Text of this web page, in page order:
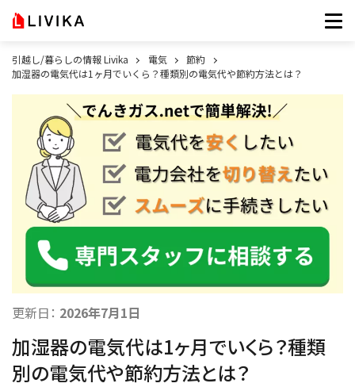
引越し/暮らしの情報 Livika 電気
節約
加湿器の電気代は1ヶ月でいくら？種類別の電気代や節約方法とは？
更新日： 2026年7月1日
加湿器の電気代は1ヶ月でいくら？種類
別の電気代や節約方法とは？